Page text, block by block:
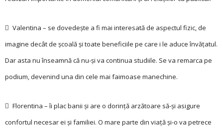
 Valentina – se dove­dește a fi mai interesată de aspectul fizic, de
imagine decât de școală și toate beneficiile pe care i le aduce învățatul.
Dar asta nu înseamnă că nu-și va continua studiile. Se va remarca pe
podium, devenind una din cele mai faimoase manechine.
 Florentina – îi plac banii și are o dorință arzătoare să-și asigure
confortul necesar ei și familiei. O mare parte din viață și-o va petrece